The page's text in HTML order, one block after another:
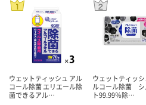
ウェットティッシュ アル
コール除菌 エリエール除
菌できるアル…
ウェットティッ
ルコール除菌 シ
ト99.99％除…